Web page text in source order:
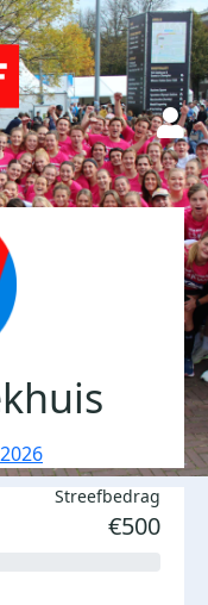
Streefbedrag
€500